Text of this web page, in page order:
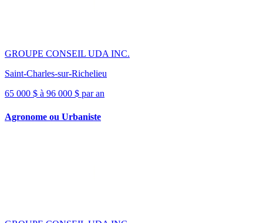
GROUPE CONSEIL UDA INC.
Saint-Charles-sur-Richelieu
65 000 $ à 96 000 $ par an
Agronome ou Urbaniste